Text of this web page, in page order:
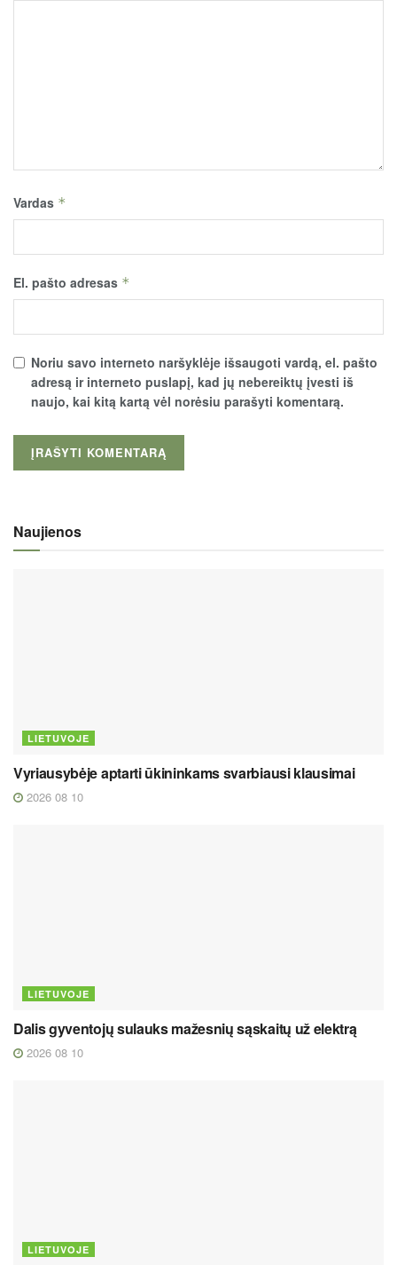
Vardas *
El. pašto adresas *
Noriu savo interneto naršyklėje išsaugoti vardą, el. pašto
adresą ir interneto puslapį, kad jų nebereiktų įvesti iš
naujo, kai kitą kartą vėl norėsiu parašyti komentarą.
Naujienos
LIETUVOJE
Vyriausybėje aptarti ūkininkams svarbiausi klausimai
2026 08 10
LIETUVOJE
Dalis gyventojų sulauks mažesnių sąskaitų už elektrą
2026 08 10
LIETUVOJE